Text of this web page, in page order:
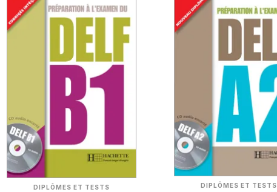
DIPLÔMES ET TESTS DIPLÔMES ET TESTS